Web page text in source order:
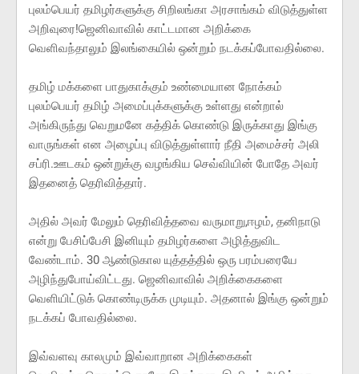
புலம்பெயர் தமிழர்களுக்கு சிறிலங்கா அரசாங்கம் விடுத்துள்ள
அறிவுரை!ஜெனிவாவில் காட்டமான அறிக்கை
வெளிவந்தாலும் இலங்கையில் ஒன்றும் நடக்கப்போவதில்லை.
தமிழ் மக்களை பாதுகாக்கும் உண்மையான நோக்கம்
புலம்பெயர் தமிழ் அமைப்புக்களுக்கு உள்ளது என்றால்
அங்கிருந்து வெறுமனே கத்திக் கொண்டு இருக்காது இங்கு
வாருங்கள் என அழைப்பு விடுத்துள்ளார் நீதி அமைச்சர் அலி
சப்ரி.ஊடகம் ஒன்றுக்கு வழங்கிய செவ்வியின் போதே அவர்
இதனைத் தெரிவித்தார்.
அதில் அவர் மேலும் தெரிவித்தவை வருமாறு,ஈழம், தனிநாடு
என்று பேசிப்பேசி இனியும் தமிழர்களை அழித்துவிட
வேண்டாம். 30 ஆண்டுகால யுத்தத்தில் ஒரு பரம்பரையே
அழிந்துபோய்விட்டது. ஜெனிவாவில் அறிக்கைகளை
வெளியிட்டுக் கொண்டிருக்க முடியும். அதனால் இங்கு ஒன்றும்
நடக்கப் போவதில்லை.
இவ்வளவு காலமும் இவ்வாறான அறிக்கைகள்